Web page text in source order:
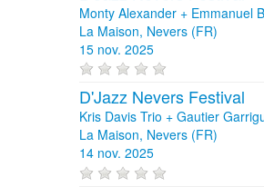
Monty Alexander + Emmanuel
La Maison, Nevers (FR)
15 nov. 2025
D'Jazz Nevers Festival
Kris Davis Trio + Gautier
La Maison, Nevers (FR)
14 nov. 2025